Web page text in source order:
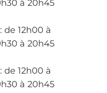
à 20h45
: de 12h00 à
à 20h45
: de 12h00 à
à 20h45